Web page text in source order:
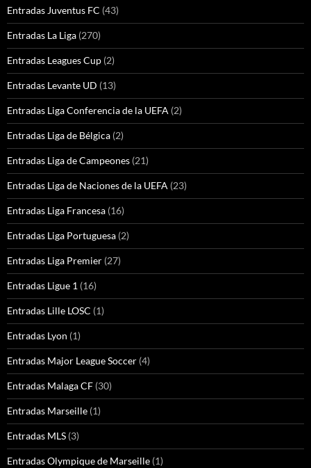
Entradas Juventus FC (43)
Entradas La Liga (270)
Entradas Leagues Cup (2)
Entradas Levante UD (13)
Entradas Liga Conferencia de la UEFA (2)
Entradas Liga de Bélgica (2)
Entradas Liga de Campeones (21)
Entradas Liga de Naciones de la UEFA (23)
Entradas Liga Francesa (16)
Entradas Liga Portuguesa (2)
Entradas Liga Premier (27)
Entradas Ligue 1 (16)
Entradas Lille LOSC (1)
Entradas Lyon (1)
Entradas Major League Soccer (4)
Entradas Malaga CF (30)
Entradas Marseille (1)
Entradas MLS (3)
Entradas Olympique de Marseille (1)